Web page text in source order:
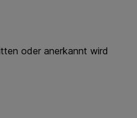
oder anerkannt wird